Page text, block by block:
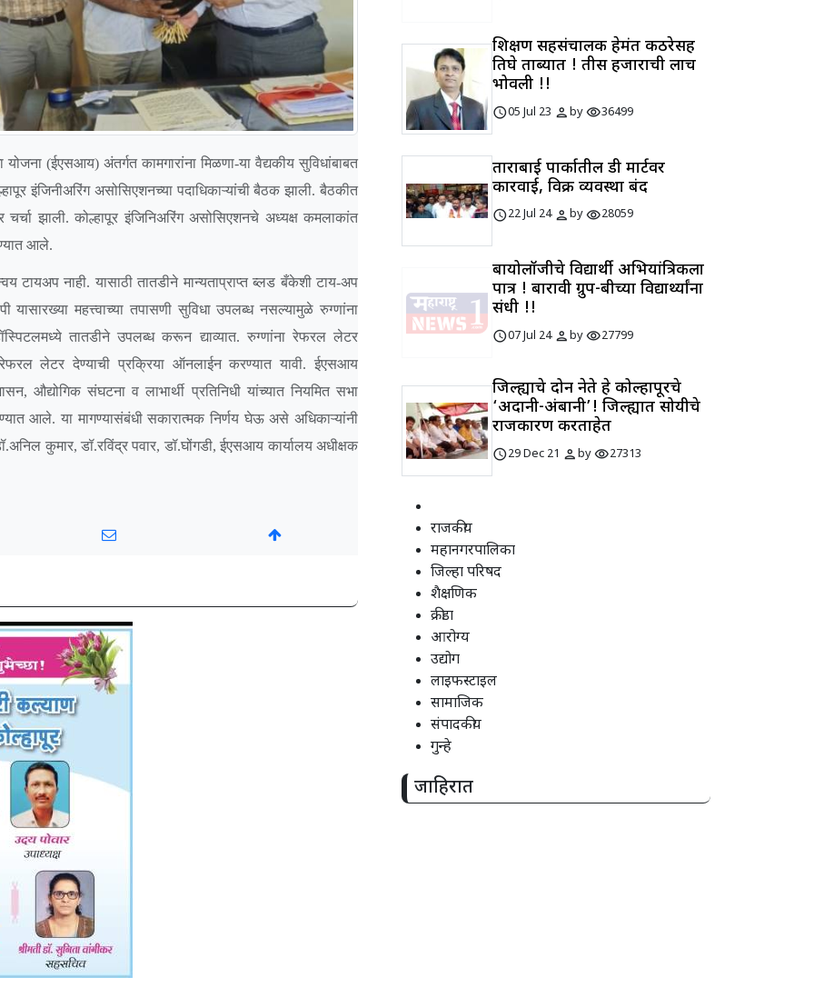
योजना (ईएसआय) अंतर्गत कामगारांना मिळणा-या वैद्यकीय सुविधांबाबत
इंजिनीअरिंग असोसिएशनच्या पदाधिकाऱ्यांची बैठक झाली. बैठकीत
झाली. कोल्हापूर इंजिनिअरिंग असोसिएशनचे अध्यक्ष कमलाकांत
आले.
नाही. यासाठी तातडीने मान्यताप्राप्त ब्लड बँकेशी टाय-अप
यासारख्या महत्त्वाच्या तपासणी सुविधा उपलब्ध नसल्यामुळे रुग्णांना
तातडीने उपलब्ध करून द्याव्यात. रुग्णांना रेफरल लेटर
लेटर देण्याची प्रक्रिया ऑनलाईन करण्यात यावी. ईएसआय
औद्योगिक संघटना व लाभार्थी प्रतिनिधी यांच्यात नियमित सभा
आले. या मागण्यासंबंधी सकारात्मक निर्णय घेऊ असे अधिकाऱ्यांनी
कुमार, डॉ.रविंद्र पवार, डॉ.घोंगडी, ईएसआय कार्यालय अधीक्षक
शिक्षण सहसंचालक हेमंत कठरेसह
तिघे ताब्यात ! तीस हजाराची लाच
भोवली !!
schedule05 Jul 23 personbyvisibility36499
ताराबाई पार्कातील डी मार्टवर
कारवाई, विक्री व्यवस्था बंद
schedule22 Jul 24 personbyvisibility28059
बायोलॉजीचे विद्यार्थी अभियांत्रिकीला
पात्र ! बारावी ग्रुप-बीच्या विद्यार्थ्यांना
संधी !!
schedule07 Jul 24 personbyvisibility27799
जिल्ह्याचे दोन नेते हे कोल्हापूरचे
‘अदानी-अंबानी’! जिल्ह्यात सोयीचे
राजकारण करताहेत
schedule29 Dec 21 personbyvisibility27313
राजकीय
महानगरपालिका
जिल्हा परिषद
शैक्षणिक
क्रीडा
आरोग्य
उद्योग
लाइफस्टाइल
सामाजिक
संपादकीय
गुन्हे
जाहिरात